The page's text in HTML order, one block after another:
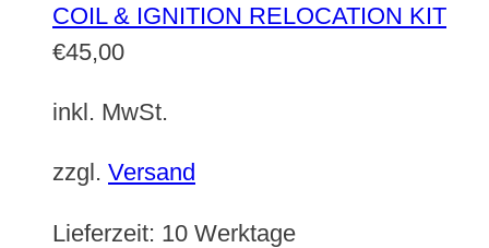
COIL & IGNITION RELOCATION KIT
€45,00
inkl. MwSt.
zzgl. Versand
Lieferzeit: 10 Werktage